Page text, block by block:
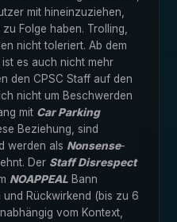
mit hineinzuziehen,
Folge haben. Trolling,
nicht toleriert. Ab dem
ist es auch nicht mehr
den CPSC Staff auf den
nicht um Beschwerden
mit Car Parking
Beziehung, sind
werden als Nonsense-
Der Staff Disrespect
NOAPPEAL Bann
Rückwirkend (bis zu 6
vom Kontext,